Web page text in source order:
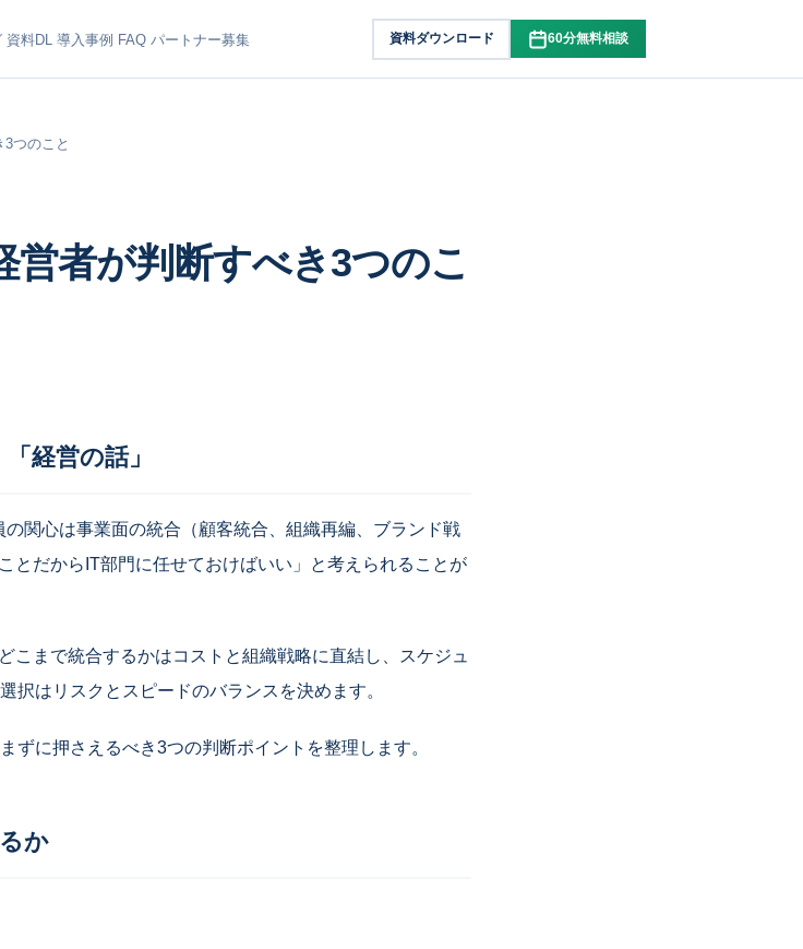
資料DL 導入事例 FAQ パートナー募集 資料ダウンロード 60分無料相談
つのこと
営者が判断すべき3つのこ
経営の話」
関心は事業面の統合（顧客統合、組織再編、ブランド戦
とだからIT部門に任せておけばいい」と考えられることが
こまで統合するかはコストと組織戦略に直結し、スケジュ
択はリスクとスピードのバランスを決めます。
ずに押さえるべき3つの判断ポイントを整理します。
か